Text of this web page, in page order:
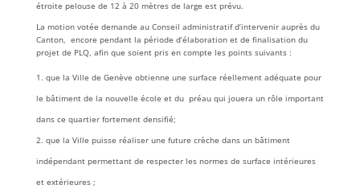
étroite pelouse de 12 à 20 mètres de large est prévu.
La motion votée demande au Conseil administratif d’intervenir auprès du
Canton, encore pendant la période d’élaboration et de finalisation du
projet de PLQ, afin que soient pris en compte les points suivants :
que la Ville de Genève obtienne une surface réellement adéquate pour
le bâtiment de la nouvelle école et du préau qui jouera un rôle important
dans ce quartier fortement densifié;
que la Ville puisse réaliser une future crèche dans un bâtiment
indépendant permettant de respecter les normes de surface intérieures
et extérieures ;